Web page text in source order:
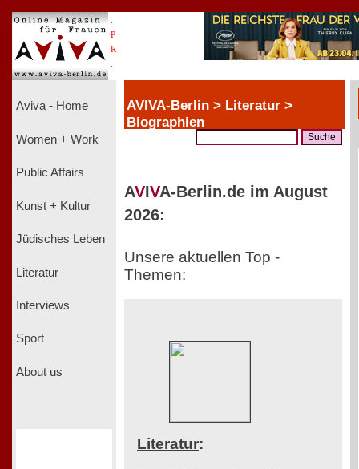
P
R
Aviva - Home
Women + Work
Public Affairs
Kunst + Kultur
Jüdisches Leben
Literatur
Interviews
Sport
About us
AVIVA-Berlin > Literatur >
Biographien
AVIVA-Berlin.de im August
2026:
Unsere aktuellen Top -
Themen:
Literatur: